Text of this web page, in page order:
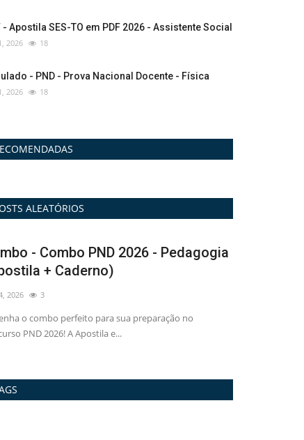
- Apostila SES-TO em PDF 2026 - Assistente Social
2026 18
- PND - Prova Nacional Docente - Física
2026 18
ALEATÓRIOS
- Combo PND 2026 - Pedagogia
+ Caderno)
3
o combo perfeito para sua preparação no
PND 2026! A Apostila e...
Impressa -